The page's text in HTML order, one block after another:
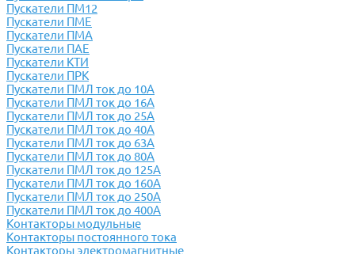
Пускатели ПМ12
Пускатели ПМЕ
Пускатели ПМА
Пускатели ПАЕ
Пускатели КТИ
Пускатели ПРК
Пускатели ПМЛ ток до 10А
Пускатели ПМЛ ток до 16А
Пускатели ПМЛ ток до 25А
Пускатели ПМЛ ток до 40А
Пускатели ПМЛ ток до 63А
Пускатели ПМЛ ток до 80А
Пускатели ПМЛ ток до 125А
Пускатели ПМЛ ток до 160А
Пускатели ПМЛ ток до 250А
Пускатели ПМЛ ток до 400А
Контакторы модульные
Контакторы постоянного тока
Контакторы электромагнитные